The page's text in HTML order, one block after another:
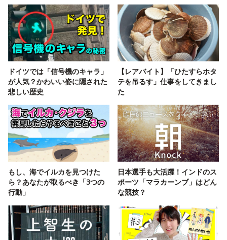
ドイツでは「信号機のキャラ」
が人気？かわいい姿に隠された
悲しい歴史
【レアバイト】「ひたすらホタ
テを吊るす」仕事をしてきまし
た
もし、海でイルカを見つけた
ら？あなたが取るべき「3つの
行動」
日本選手も大活躍！インドのス
ポーツ「マラカーンブ」はどん
な競技？